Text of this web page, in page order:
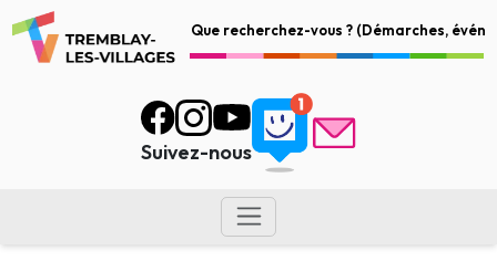
Suivez-nous